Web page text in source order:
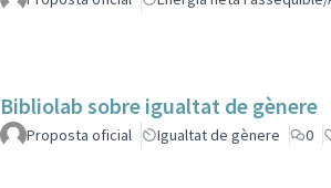
Bibliolab sobre igualtat de gènere
Proposta oficial Igualtat de gènere 0